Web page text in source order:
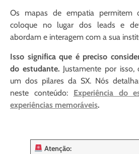
Os mapas de empatia permitem
coloque no lugar dos leads e
abordam e interagem com a sua
Isso significa que é preciso
do estudante. Justamente por
um dos pilares da SX. Nós
neste conteúdo: Experiência do
experiências memoráveis.
Atenção: